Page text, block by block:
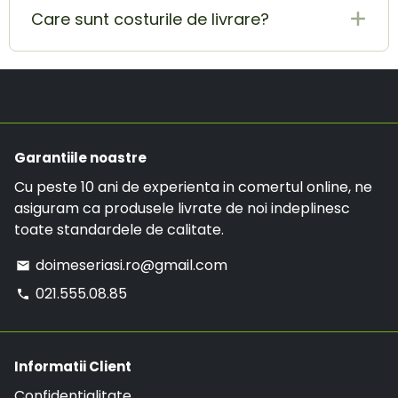
primite pe aceasta adresa de email vor fi luate
tale sau pentru anularea acesteia,
Care sunt costurile de livrare?
Garantiile noastre
Cu peste 10 ani de experienta in comertul online, ne
asiguram ca produsele livrate de noi indeplinesc
toate standardele de calitate.
email doimeseriasi.ro@gmail.com
phone 021.555.08.85
Informatii Client